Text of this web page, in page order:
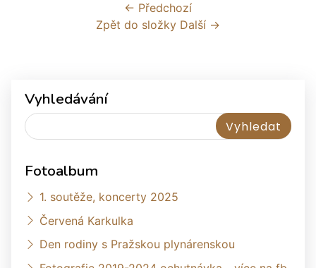
← Předchozí
Zpět do složky Další →
Vyhledávání
Fotoalbum
1. soutěže, koncerty 2025
Červená Karkulka
Den rodiny s Pražskou plynárenskou